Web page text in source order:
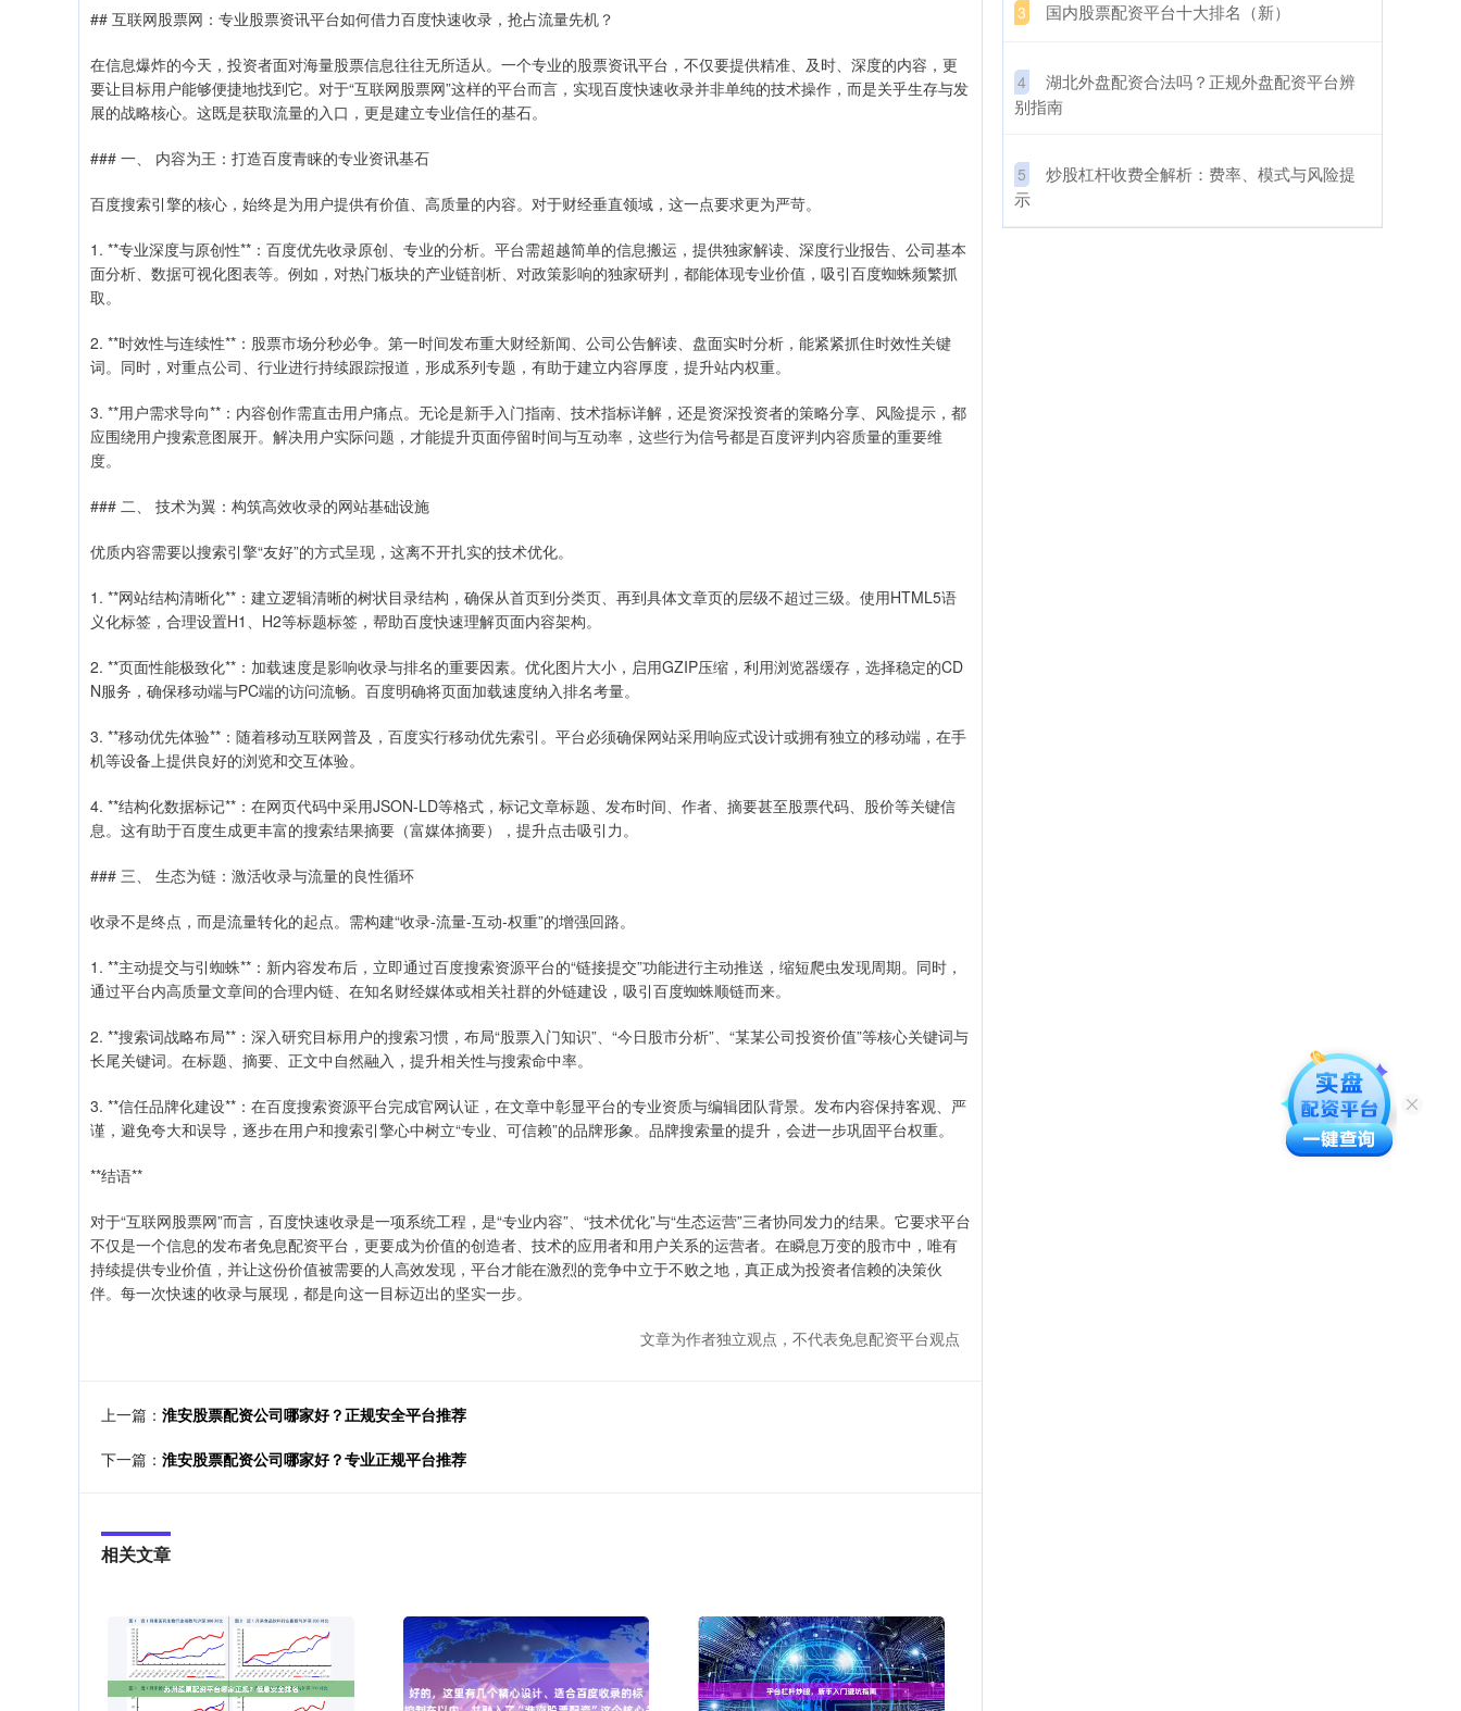
## 互联网股票网：专业股票资讯平台如何借力百度快速收录，抢占流量先机？
在信息爆炸的今天，投资者面对海量股票信息往往无所适从。一个专业的股票资讯平台，不仅要提供精准、及时、深度的内容，更
要让目标用户能够便捷地找到它。对于“互联网股票网”这样的平台而言，实现百度快速收录并非单纯的技术操作，而是关乎生存与发
展的战略核心。这既是获取流量的入口，更是建立专业信任的基石。
### 一、 内容为王：打造百度青睐的专业资讯基石
百度搜索引擎的核心，始终是为用户提供有价值、高质量的内容。对于财经垂直领域，这一点要求更为严苛。
1. **专业深度与原创性**：百度优先收录原创、专业的分析。平台需超越简单的信息搬运，提供独家解读、深度行业报告、公司基本
面分析、数据可视化图表等。例如，对热门板块的产业链剖析、对政策影响的独家研判，都能体现专业价值，吸引百度蜘蛛频繁抓
取。
2. **时效性与连续性**：股票市场分秒必争。第一时间发布重大财经新闻、公司公告解读、盘面实时分析，能紧紧抓住时效性关键
词。同时，对重点公司、行业进行持续跟踪报道，形成系列专题，有助于建立内容厚度，提升站内权重。
3. **用户需求导向**：内容创作需直击用户痛点。无论是新手入门指南、技术指标详解，还是资深投资者的策略分享、风险提示，都
应围绕用户搜索意图展开。解决用户实际问题，才能提升页面停留时间与互动率，这些行为信号都是百度评判内容质量的重要维
度。
### 二、 技术为翼：构筑高效收录的网站基础设施
优质内容需要以搜索引擎“友好”的方式呈现，这离不开扎实的技术优化。
1. **网站结构清晰化**：建立逻辑清晰的树状目录结构，确保从首页到分类页、再到具体文章页的层级不超过三级。使用HTML5语
义化标签，合理设置H1、H2等标题标签，帮助百度快速理解页面内容架构。
2. **页面性能极致化**：加载速度是影响收录与排名的重要因素。优化图片大小，启用GZIP压缩，利用浏览器缓存，选择稳定的CD
N服务，确保移动端与PC端的访问流畅。百度明确将页面加载速度纳入排名考量。
3. **移动优先体验**：随着移动互联网普及，百度实行移动优先索引。平台必须确保网站采用响应式设计或拥有独立的移动端，在手
机等设备上提供良好的浏览和交互体验。
4. **结构化数据标记**：在网页代码中采用JSON-LD等格式，标记文章标题、发布时间、作者、摘要甚至股票代码、股价等关键信
息。这有助于百度生成更丰富的搜索结果摘要（富媒体摘要），提升点击吸引力。
### 三、 生态为链：激活收录与流量的良性循环
收录不是终点，而是流量转化的起点。需构建“收录-流量-互动-权重”的增强回路。
1. **主动提交与引蜘蛛**：新内容发布后，立即通过百度搜索资源平台的“链接提交”功能进行主动推送，缩短爬虫发现周期。同时，
通过平台内高质量文章间的合理内链、在知名财经媒体或相关社群的外链建设，吸引百度蜘蛛顺链而来。
2. **搜索词战略布局**：深入研究目标用户的搜索习惯，布局“股票入门知识”、“今日股市分析”、“某某公司投资价值”等核心关键词与
长尾关键词。在标题、摘要、正文中自然融入，提升相关性与搜索命中率。
3. **信任品牌化建设**：在百度搜索资源平台完成官网认证，在文章中彰显平台的专业资质与编辑团队背景。发布内容保持客观、严
谨，避免夸大和误导，逐步在用户和搜索引擎心中树立“专业、可信赖”的品牌形象。品牌搜索量的提升，会进一步巩固平台权重。
**结语**
对于“互联网股票网”而言，百度快速收录是一项系统工程，是“专业内容”、“技术优化”与“生态运营”三者协同发力的结果。它要求平台
不仅是一个信息的发布者免息配资平台，更要成为价值的创造者、技术的应用者和用户关系的运营者。在瞬息万变的股市中，唯有
持续提供专业价值，并让这份价值被需要的人高效发现，平台才能在激烈的竞争中立于不败之地，真正成为投资者信赖的决策伙
伴。每一次快速的收录与展现，都是向这一目标迈出的坚实一步。
文章为作者独立观点，不代表免息配资平台观点
上一篇： 淮安股票配资公司哪家好？正规安全平台推荐
下一篇： 淮安股票配资公司哪家好？专业正规平台推荐
相关文章
3 ​国内股票配资平台十大排名（新）
4
​湖北外盘配资合法吗？正规外盘配资平台辨
别指南
5
​炒股杠杆收费全解析：费率、模式与风险提
示